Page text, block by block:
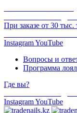
При заказе от 30 тыс.
InstagramYouTube
Вопросы и
Программа
Где вы?
InstagramYouTube